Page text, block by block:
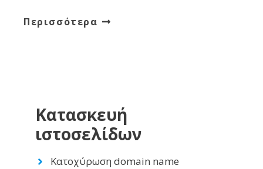
Περισσότερα
Κατασκευή
ιστοσελίδων
Κατοχύρωση domain name